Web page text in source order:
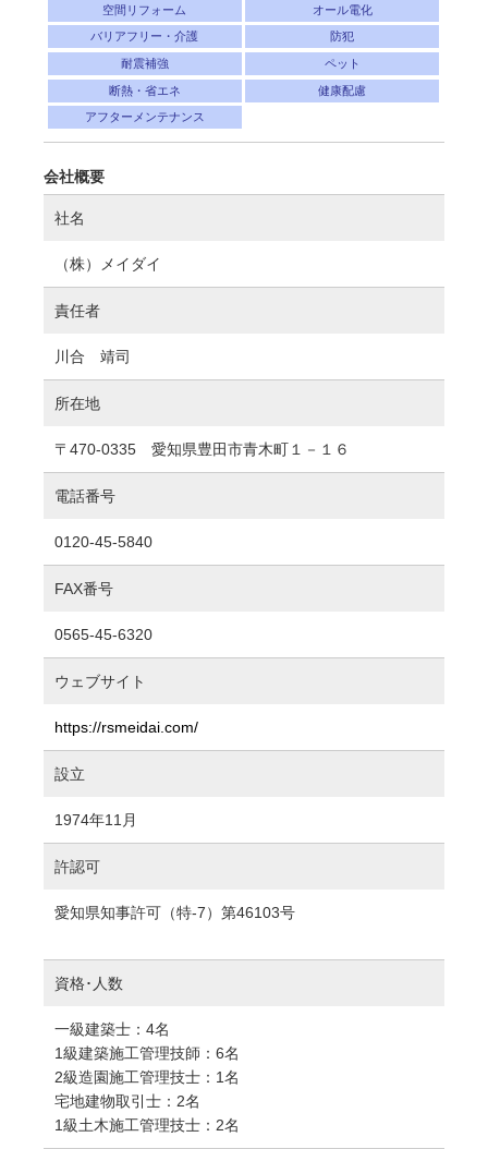
空間リフォーム オール電化
バリアフリー・介護 防犯
耐震補強 ペット
断熱・省エネ 健康配慮
アフターメンテナンス
会社概要
社名
（株）メイダイ
責任者
川合 靖司
所在地
〒470-0335 愛知県豊田市青木町１－１６
電話番号
0120-45-5840
FAX番号
0565-45-6320
ウェブサイト
https://rsmeidai.com/
設立
1974年11月
許認可
愛知県知事許可（特-7）第46103号
資格･人数
一級建築士：4名
1級建築施工管理技師：6名
2級造園施工管理技士：1名
宅地建物取引士：2名
1級土木施工管理技士：2名